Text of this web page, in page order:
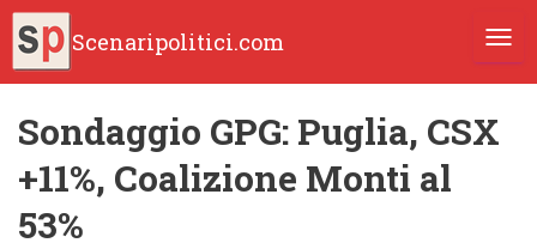
Scenaripolitici.com
Sondaggio GPG: Puglia, CSX
+11%, Coalizione Monti al
53%